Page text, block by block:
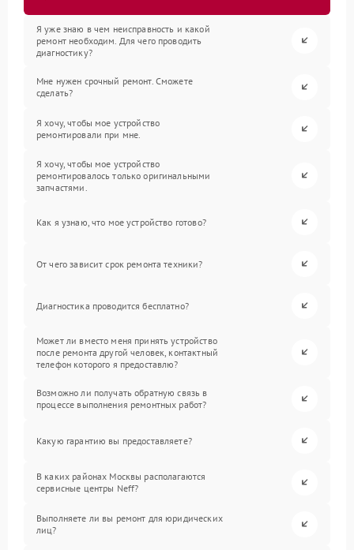
Я уже знаю в чем неисправность и какой
ремонт необходим. Для чего проводить
диагностику?
Мне нужен срочный ремонт. Сможете
сделать?
Я хочу, чтобы мое устройство
ремонтировали при мне.
Я хочу, чтобы мое устройство
ремонтировалось только оригинальными
запчастями.
Как я узнаю, что мое устройство готово?
От чего зависит срок ремонта техники?
Диагностика проводится бесплатно?
Может ли вместо меня принять устройство
после ремонта другой человек, контактный
телефон которого я предоставлю?
Возможно ли получать обратную связь в
процессе выполнения ремонтных работ?
Какую гарантию вы предоставляете?
В каких районах Москвы располагаются
сервисные центры Neff?
Выполняете ли вы ремонт для юридических
лиц?